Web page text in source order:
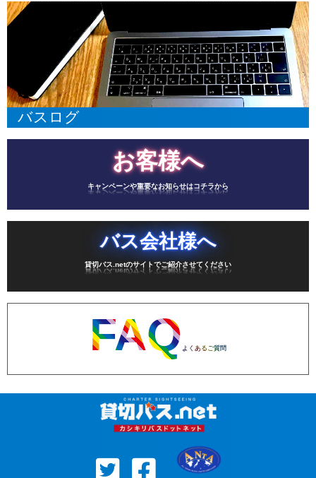
バスログ
お客様へ
キャンペーンや重要なお知らせはコチラから
バス会社様へ
貸切バス.netのサイトでご紹介させてください
FAQ よくあるご質問